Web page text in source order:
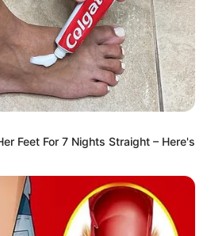
Feet For 7 Nights Straight – Here's